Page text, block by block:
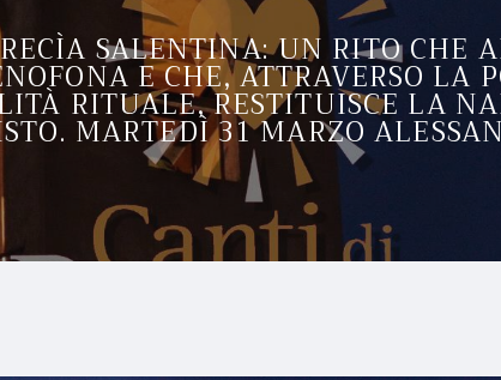
SALENTINA: UN RITO CHE
E CHE, ATTRAVERSO LA
RITUALE, RESTITUISCE LA
MARTEDÌ 31 MARZO